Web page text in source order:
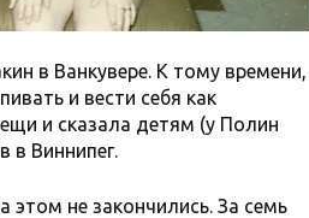
в Ванкувере. К тому времени,
и вести себя как
и сказала детям (у Полин
в Виннипег.
этом не закончились. За семь